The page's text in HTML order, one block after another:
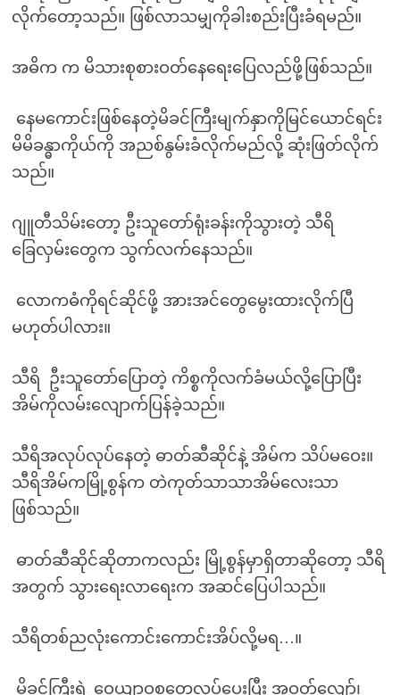
လိုက်တော့သည်။ ဖြစ်လာသမျှကိုခါးစည်းပြီးခံရမည်။
အဓိက က မိသားစုစားဝတ်နေရေးပြေလည်ဖို့ဖြစ်သည်။
နေမကောင်းဖြစ်နေတဲ့မိခင်ကြီးမျက်နှာကိုမြင်ယောင်ရင်း
မိမိခန္ဓာကိုယ်ကို အညစ်နွမ်းခံလိုက်မည်လို့ ဆုံးဖြတ်လိုက်
သည်။
ဂျူတီသိမ်းတော့ ဦးသူတော်ရုံးခန်းကိုသွားတဲ့ သီရိ
ခြေလှမ်းတွေက သွက်လက်နေသည်။
လောကဓံကိုရင်ဆိုင်ဖို့ အားအင်တွေမွေးထားလိုက်ပြီ
မဟုတ်ပါလား။
သီရိ ဦးသူတော်ပြောတဲ့ ကိစ္စကိုလက်ခံမယ်လို့ပြောပြီး
အိမ်ကိုလမ်းလျောက်ပြန်ခဲ့သည်။
သီရိအလုပ်လုပ်နေတဲ့ ဓာတ်ဆီဆိုင်နဲ့ အိမ်က သိပ်မဝေး။
သီရိအိမ်ကမြို့စွန်က တဲကုတ်သာသာအိမ်လေးသာ
ဖြစ်သည်။
ဓာတ်ဆီဆိုင်ဆိုတာကလည်း မြို့စွန်မှာရှိတာဆိုတော့ သီရိ
အတွက် သွားရေးလာရေးက အဆင်ပြေပါသည်။
သီရိတစ်ညလုံးကောင်းကောင်းအိပ်လို့မရ…။
မိခင်ကြီးရဲ့ ဝေယျာဝစ္စတွေလုပ်ပေးပြီး အဝတ်လျော်၊